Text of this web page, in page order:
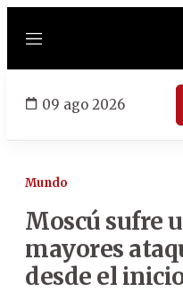
Menú
09 ago 2026
Mundo
Moscú sufre
mayores
desde el